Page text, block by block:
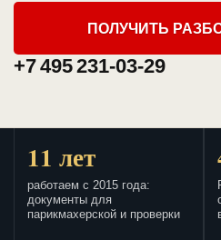
ПОЛУЧИТЬ
+7 495 231-03-29
11 лет
работаем с 2015 года:
документы для
парикмахерской и проверки